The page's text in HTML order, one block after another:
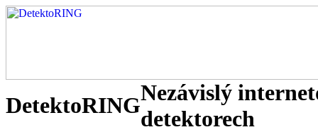
DetektoRINGNezávislý
detektorech